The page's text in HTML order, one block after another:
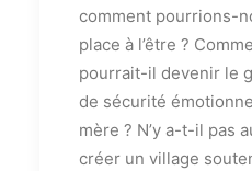
comment pourrions-
place à l’être ?
pourrait-il devenir le
de sécurité
mère ? N’y a-t-il pas
créer un village